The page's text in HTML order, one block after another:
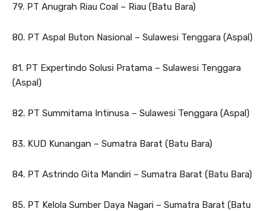
79. PT Anugrah Riau Coal – Riau (Batu Bara)
80. PT Aspal Buton Nasional – Sulawesi Tenggara (Aspal)
81. PT Expertindo Solusi Pratama – Sulawesi Tenggara
(Aspal)
82. PT Summitama Intinusa – Sulawesi Tenggara (Aspal)
83. KUD Kunangan – Sumatra Barat (Batu Bara)
84. PT Astrindo Gita Mandiri – Sumatra Barat (Batu Bara)
85. PT Kelola Sumber Daya Nagari – Sumatra Barat (Batu